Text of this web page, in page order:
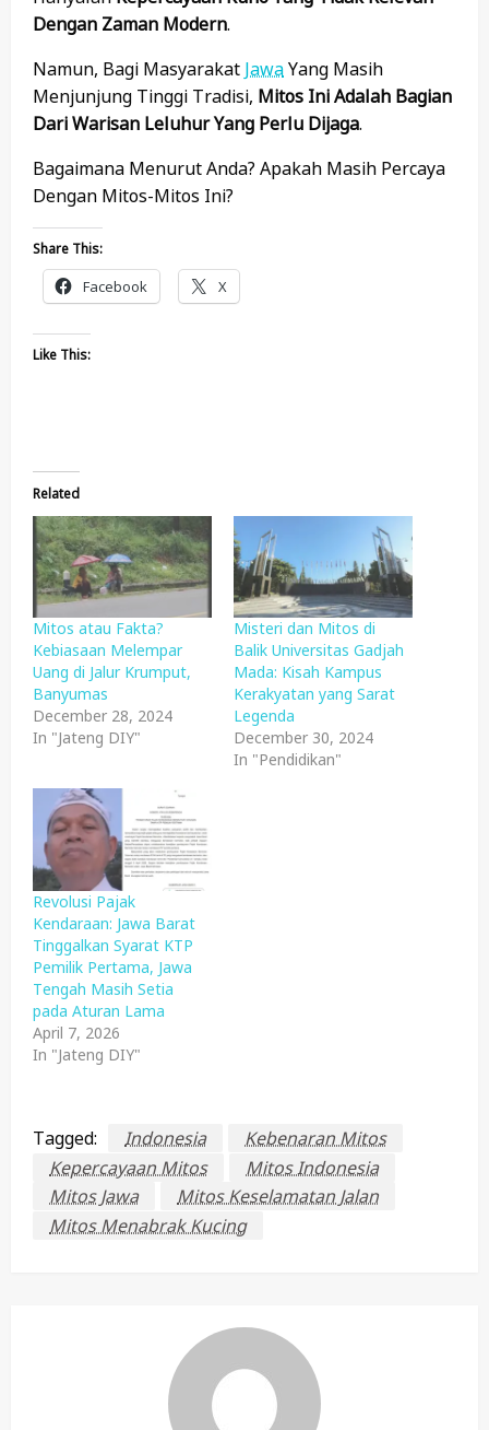
Dengan Zaman Modern.
Namun, Bagi Masyarakat JawaYang Masih
Menjunjung Tinggi Tradisi, Mitos Ini Adalah Bagian
Dari Warisan Leluhur Yang Perlu Dijaga.
Bagaimana Menurut Anda? Apakah Masih Percaya
Dengan Mitos-Mitos Ini?
Share This:
Facebook X
Like This:
Related
Mitos atau Fakta?
Kebiasaan Melempar
Uang di Jalur Krumput,
Banyumas
December 28, 2024
In "Jateng DIY"
Misteri dan Mitos di
Balik Universitas Gadjah
Mada: Kisah Kampus
Kerakyatan yang Sarat
Legenda
December 30, 2024
In "Pendidikan"
Revolusi Pajak
Kendaraan: Jawa Barat
Tinggalkan Syarat KTP
Pemilik Pertama, Jawa
Tengah Masih Setia
pada Aturan Lama
April 7, 2026
In "Jateng DIY"
Tagged: Indonesia
Kebenaran Mitos
Kepercayaan Mitos
Mitos Indonesia
Mitos Jawa
Mitos Keselamatan Jalan
Mitos Menabrak Kucing